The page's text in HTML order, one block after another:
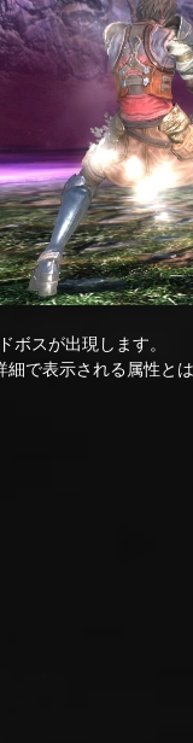
ボスが出現します。
で表示される属性と